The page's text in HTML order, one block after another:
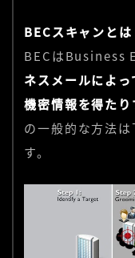
BECスキャンとは
BECはBusiness
ネスメールによっ
機密情報を得たり
の一般的な方法
す。